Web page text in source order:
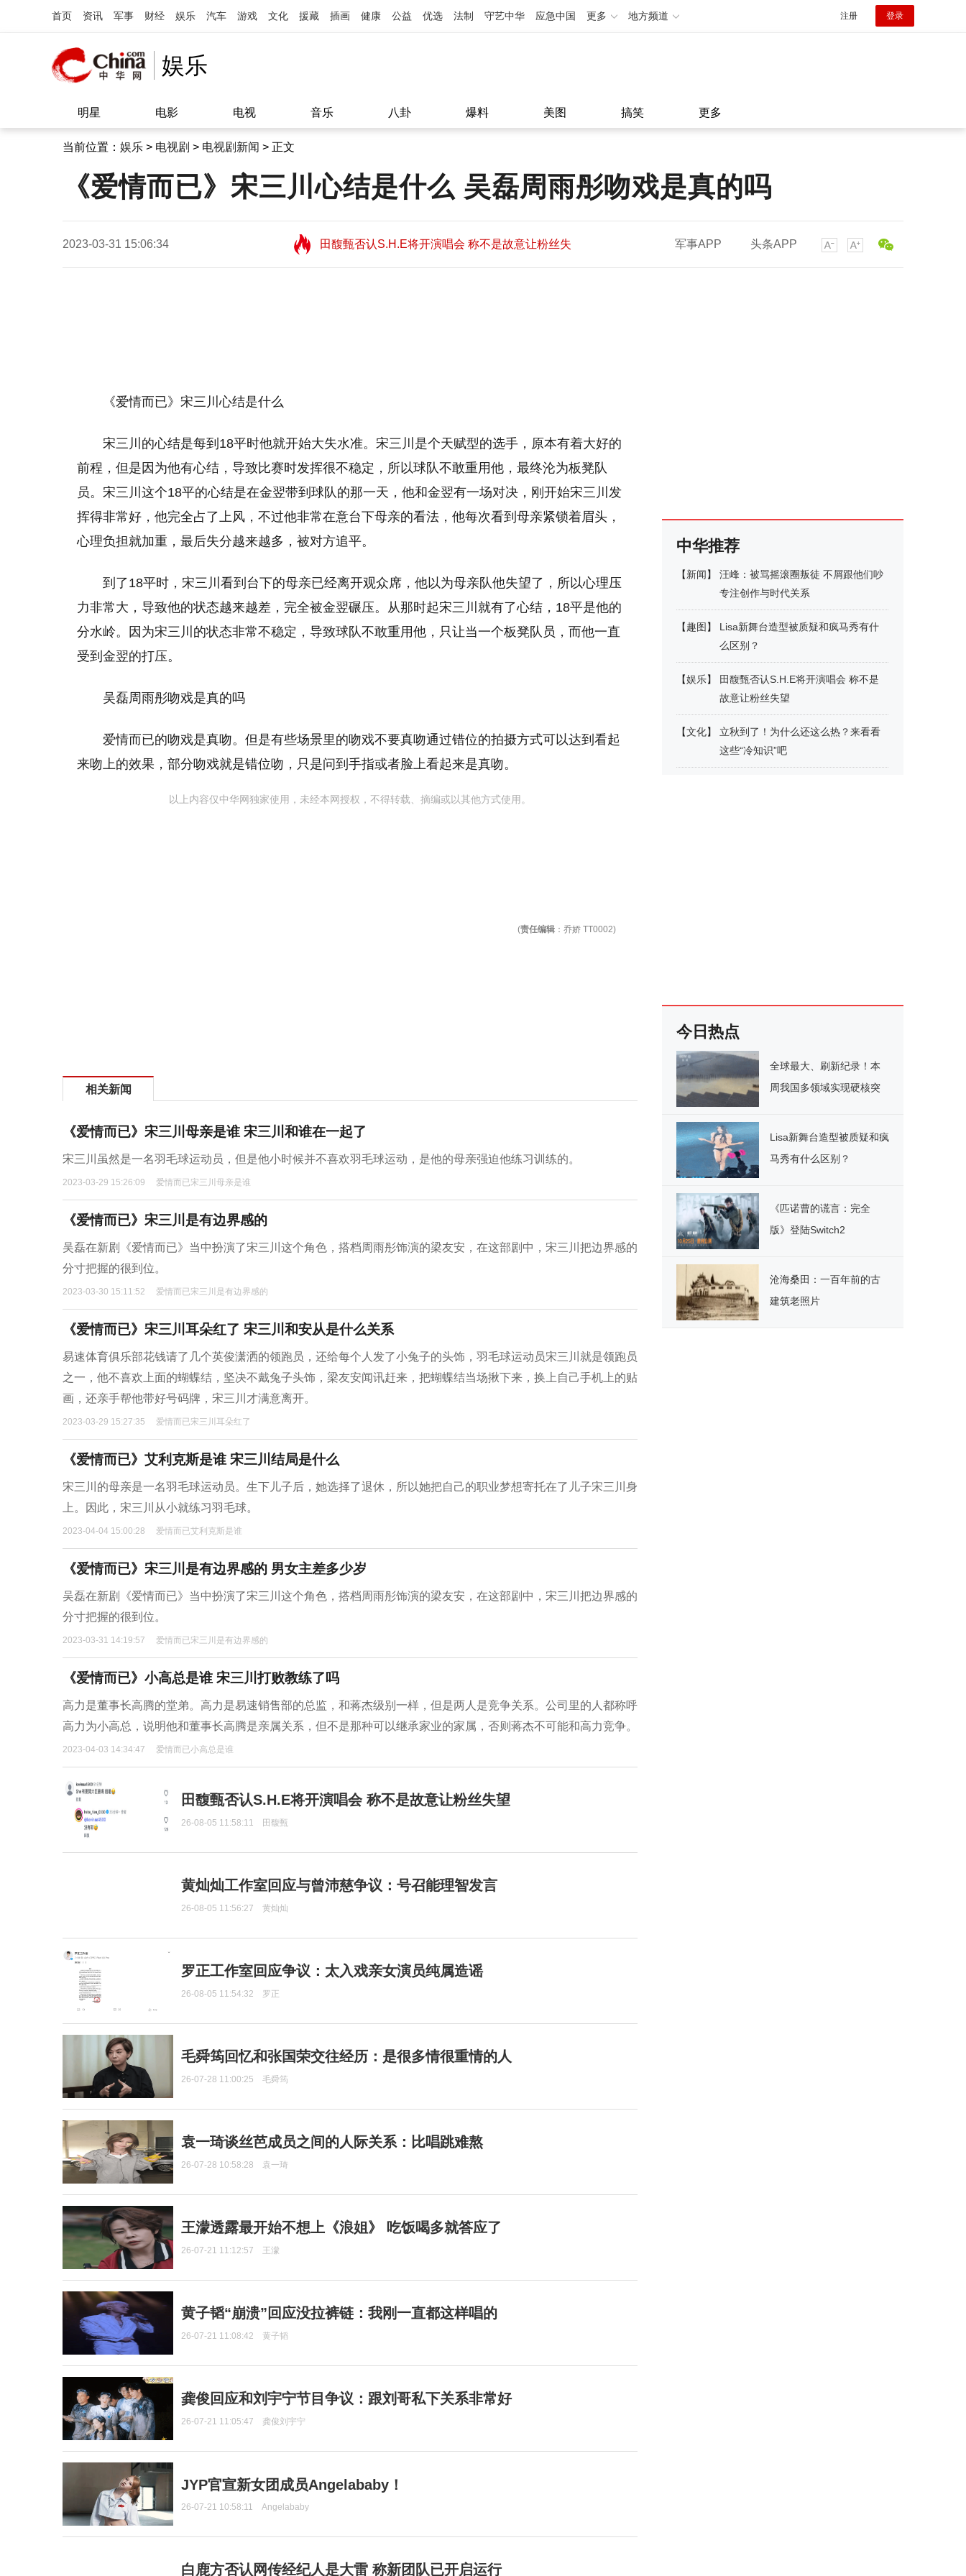
首页 资讯 军事 财经 娱乐 汽车 游戏 文化 援藏 插画 健康 公益 优选 法制 守艺中华 应急中国 更多 地方频道 注册 登录
娱乐
明星 电影 电视 音乐 八卦 爆料 美图 搞笑 更多
当前位置： 娱乐 > 电视剧 > 电视剧新闻 > 正文
《爱情而已》宋三川心结是什么 吴磊周雨彤吻戏是真的吗
2023-03-31 15:06:34
田馥甄否认S.H.E将开演唱会 称不是故意让粉丝失
望11:08
田馥甄否认S.H.E将开演唱会 称不是故意让粉丝失
军事APP 头条APP
《爱情而已》宋三川心结是什么
宋三川的心结是每到18平时他就开始大失水准。宋三川是个天赋型的选手，原本有着大好的
前程，但是因为他有心结，导致比赛时发挥很不稳定，所以球队不敢重用他，最终沦为板凳队
员。宋三川这个18平的心结是在金翌带到球队的那一天，他和金翌有一场对决，刚开始宋三川发
挥得非常好，他完全占了上风，不过他非常在意台下母亲的看法，他每次看到母亲紧锁着眉头，
心理负担就加重，最后失分越来越多，被对方追平。
到了18平时，宋三川看到台下的母亲已经离开观众席，他以为母亲队他失望了，所以心理压
力非常大，导致他的状态越来越差，完全被金翌碾压。从那时起宋三川就有了心结，18平是他的
分水岭。因为宋三川的状态非常不稳定，导致球队不敢重用他，只让当一个板凳队员，而他一直
受到金翌的打压。
吴磊周雨彤吻戏是真的吗
爱情而已的吻戏是真吻。但是有些场景里的吻戏不要真吻通过错位的拍摄方式可以达到看起
来吻上的效果，部分吻戏就是错位吻，只是问到手指或者脸上看起来是真吻。
以上内容仅中华网独家使用，未经本网授权，不得转载、摘编或以其他方式使用。
(责任编辑 ：乔娇 TT0002)
相关新闻
《爱情而已》宋三川母亲是谁 宋三川和谁在一起了
宋三川虽然是一名羽毛球运动员，但是他小时候并不喜欢羽毛球运动，是他的母亲强迫他练习训练的。
2023-03-29 15:26:09 爱情而已宋三川母亲是谁
《爱情而已》宋三川是有边界感的
吴磊在新剧《爱情而已》当中扮演了宋三川这个角色，搭档周雨彤饰演的梁友安，在这部剧中，宋三川把边界感的
分寸把握的很到位。
2023-03-30 15:11:52 爱情而已宋三川是有边界感的
《爱情而已》宋三川耳朵红了 宋三川和安从是什么关系
易速体育俱乐部花钱请了几个英俊潇洒的领跑员，还给每个人发了小兔子的头饰，羽毛球运动员宋三川就是领跑员
之一，他不喜欢上面的蝴蝶结，坚决不戴兔子头饰，梁友安闻讯赶来，把蝴蝶结当场揪下来，换上自己手机上的贴
画，还亲手帮他带好号码牌，宋三川才满意离开。
2023-03-29 15:27:35 爱情而已宋三川耳朵红了
《爱情而已》艾利克斯是谁 宋三川结局是什么
宋三川的母亲是一名羽毛球运动员。生下儿子后，她选择了退休，所以她把自己的职业梦想寄托在了儿子宋三川身
上。因此，宋三川从小就练习羽毛球。
2023-04-04 15:00:28 爱情而已艾利克斯是谁
《爱情而已》宋三川是有边界感的 男女主差多少岁
吴磊在新剧《爱情而已》当中扮演了宋三川这个角色，搭档周雨彤饰演的梁友安，在这部剧中，宋三川把边界感的
分寸把握的很到位。
2023-03-31 14:19:57 爱情而已宋三川是有边界感的
《爱情而已》小高总是谁 宋三川打败教练了吗
高力是董事长高腾的堂弟。高力是易速销售部的总监，和蒋杰级别一样，但是两人是竞争关系。公司里的人都称呼
高力为小高总，说明他和董事长高腾是亲属关系，但不是那种可以继承家业的家属，否则蒋杰不可能和高力竞争。
2023-04-03 14:34:47 爱情而已小高总是谁
田馥甄否认S.H.E将开演唱会 称不是故意让粉丝失望
26-08-05 11:58:11 田馥甄
黄灿灿工作室回应与曾沛慈争议：号召能理智发言
26-08-05 11:56:27 黄灿灿
罗正工作室回应争议：太入戏亲女演员纯属造谣
26-08-05 11:54:32 罗正
毛舜筠回忆和张国荣交往经历：是很多情很重情的人
26-07-28 11:00:25 毛舜筠
袁一琦谈丝芭成员之间的人际关系：比唱跳难熬
26-07-28 10:58:28 袁一琦
王濛透露最开始不想上《浪姐》 吃饭喝多就答应了
26-07-21 11:12:57 王濛
黄子韬“崩溃”回应没拉裤链：我刚一直都这样唱的
26-07-21 11:08:42 黄子韬
龚俊回应和刘宇宁节目争议：跟刘哥私下关系非常好
26-07-21 11:05:47 龚俊刘宇宁
JYP官宣新女团成员Angelababy！
26-07-21 10:58:11 Angelababy
白鹿方否认网传经纪人是大雷 称新团队已开启运行
中华推荐
【新闻】
汪峰：被骂摇滚圈叛徒 不屑跟他们吵
专注创作与时代关系
【趣图 】
Lisa新舞台造型被质疑和疯马秀有什
么区别？
【娱乐】
田馥甄否认S.H.E将开演唱会 称不是
故意让粉丝失望
【文化】
立秋到了！为什么还这么热？来看看
这些“冷知识”吧
今日热点
全球最大、刷新纪录！本
周我国多领域实现硬核突
Lisa新舞台造型被质疑和疯
马秀有什么区别？
《匹诺曹的谎言：完全
版》登陆Switch2
沧海桑田：一百年前的古
建筑老照片